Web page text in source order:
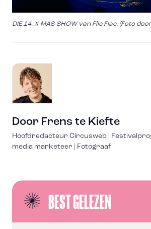
DIE 14. X-MAS-SHOW van Flic Flac. (Foto
Door Frens te Kiefte
Hoofdredacteur Circusweb |
media marketeer | Fotograaf
BEST GELEZEN